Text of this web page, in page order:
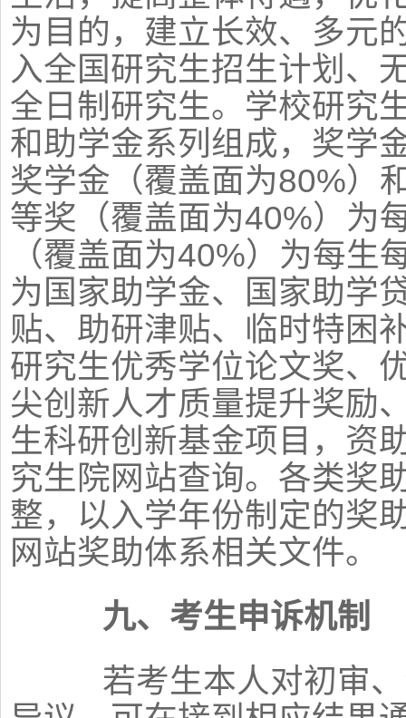
为目的，建立长效、多元
入全国研究生招生计划、
全日制研究生。学校研究
和助学金系列组成，奖学
奖学金（覆盖面为80%）
等奖（覆盖面为40%）为
（覆盖面为40%）为每生
为国家助学金、国家助学
贴、助研津贴、临时特困
研究生优秀学位论文奖、
尖创新人才质量提升奖励
生科研创新基金项目，资
究生院网站查询。各类奖
整，以入学年份制定的奖
网站奖助体系相关文件。
九、考生申诉机制
若考生本人对初审、